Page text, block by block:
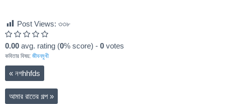
Post Views: ৩৩৮
0.00 avg. rating (0% score) - 0 votes
কবিতার বিষয়: জীবনমুখী
« নগhhfds
আমার রাতের গল্প»